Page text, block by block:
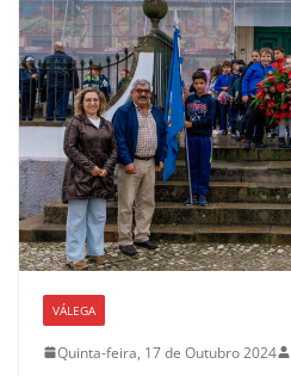
VÁLEGA
Quinta-feira, 17 de Outubro 2024